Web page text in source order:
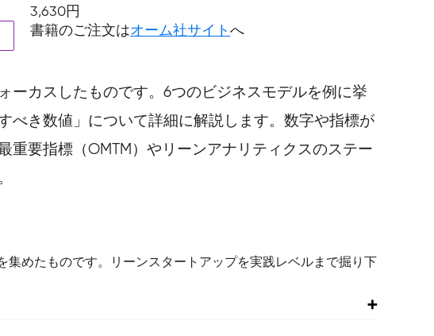
3,630円
書籍のご注文はオーム社サイトへ
ーカスしたものです。6つのビジネスモデルを例に挙
べき数値」について詳細に解説します。数字や指標が
要指標（OMTM）やリーンアナリティクスのステー
めたものです。リーンスタートアップを実践レベルまで掘り下